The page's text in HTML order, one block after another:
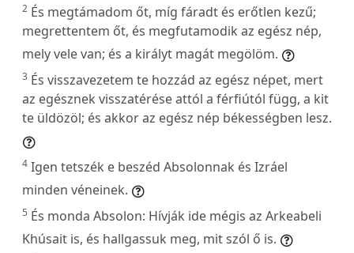
2 És megtámadom őt, míg fáradt és erőtlen kezű;
megrettentem őt, és megfutamodik az egész nép,
mely vele van; és a királyt magát megölöm.
3 És visszavezetem te hozzád az egész népet, mert
az egésznek visszatérése attól a férfiútól függ, a kit
te üldözöl; és akkor az egész nép békességben lesz.
4 Igen tetszék e beszéd Absolonnak és Izráel
minden véneinek.
5 És monda Absolon: Hívják ide mégis az Arkeabeli
Khúsait is, és hallgassuk meg, mit szól ő is.